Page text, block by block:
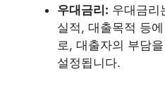
우대금리: 우대금리
실적, 대출목적 등
로, 대출자의 부담
설정됩니다.